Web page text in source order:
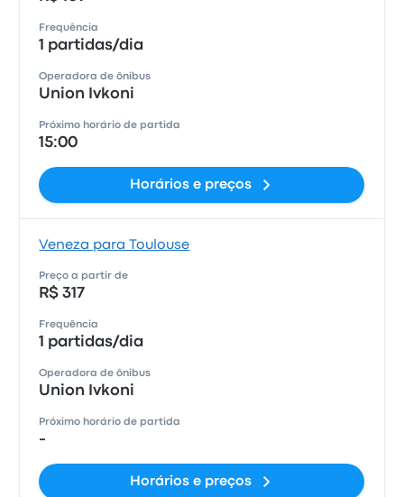
Frequência
1 partidas/dia
Operadora de ônibus
Union Ivkoni
Próximo horário de partida
15:00
Horários e preços
Veneza para Toulouse
Preço a partir de
R$ 317
Frequência
1 partidas/dia
Operadora de ônibus
Union Ivkoni
Próximo horário de partida
-
Horários e preços